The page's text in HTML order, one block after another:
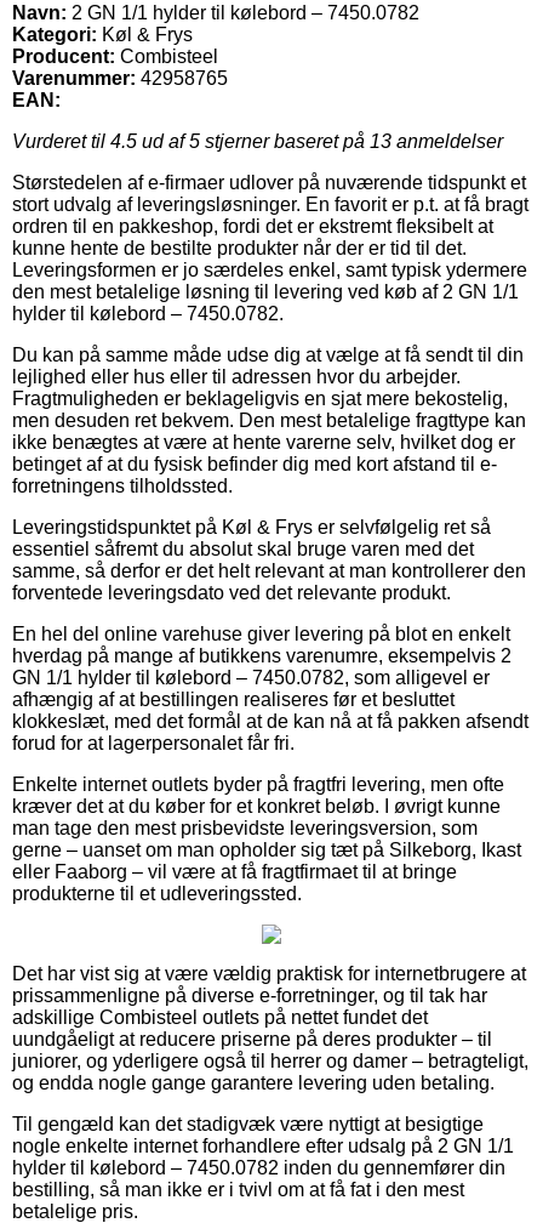
Navn: 2 GN 1/1 hylder til kølebord – 7450.0782
Kategori: Køl & Frys
Producent: Combisteel
Varenummer: 42958765
EAN:
Vurderet til 4.5 ud af 5 stjerner baseret på 13 anmeldelser
Størstedelen af e-firmaer udlover på nuværende tidspunkt et
stort udvalg af leveringsløsninger. En favorit er p.t. at få bragt
ordren til en pakkeshop, fordi det er ekstremt fleksibelt at
kunne hente de bestilte produkter når der er tid til det.
Leveringsformen er jo særdeles enkel, samt typisk ydermere
den mest betalelige løsning til levering ved køb af 2 GN 1/1
hylder til kølebord – 7450.0782.
Du kan på samme måde udse dig at vælge at få sendt til din
lejlighed eller hus eller til adressen hvor du arbejder.
Fragtmuligheden er beklageligvis en sjat mere bekostelig,
men desuden ret bekvem. Den mest betalelige fragttype kan
ikke benægtes at være at hente varerne selv, hvilket dog er
betinget af at du fysisk befinder dig med kort afstand til e-
forretningens tilholdssted.
Leveringstidspunktet på Køl & Frys er selvfølgelig ret så
essentiel såfremt du absolut skal bruge varen med det
samme, så derfor er det helt relevant at man kontrollerer den
forventede leveringsdato ved det relevante produkt.
En hel del online varehuse giver levering på blot en enkelt
hverdag på mange af butikkens varenumre, eksempelvis 2
GN 1/1 hylder til kølebord – 7450.0782, som alligevel er
afhængig af at bestillingen realiseres før et besluttet
klokkeslæt, med det formål at de kan nå at få pakken afsendt
forud for at lagerpersonalet får fri.
Enkelte internet outlets byder på fragtfri levering, men ofte
kræver det at du køber for et konkret beløb. I øvrigt kunne
man tage den mest prisbevidste leveringsversion, som
gerne – uanset om man opholder sig tæt på Silkeborg, Ikast
eller Faaborg – vil være at få fragtfirmaet til at bringe
produkterne til et udleveringssted.
Det har vist sig at være vældig praktisk for internetbrugere at
prissammenligne på diverse e-forretninger, og til tak har
adskillige Combisteel outlets på nettet fundet det
uundgåeligt at reducere priserne på deres produkter – til
juniorer, og yderligere også til herrer og damer – betragteligt,
og endda nogle gange garantere levering uden betaling.
Til gengæld kan det stadigvæk være nyttigt at besigtige
nogle enkelte internet forhandlere efter udsalg på 2 GN 1/1
hylder til kølebord – 7450.0782 inden du gennemfører din
bestilling, så man ikke er i tvivl om at få fat i den mest
betalelige pris.